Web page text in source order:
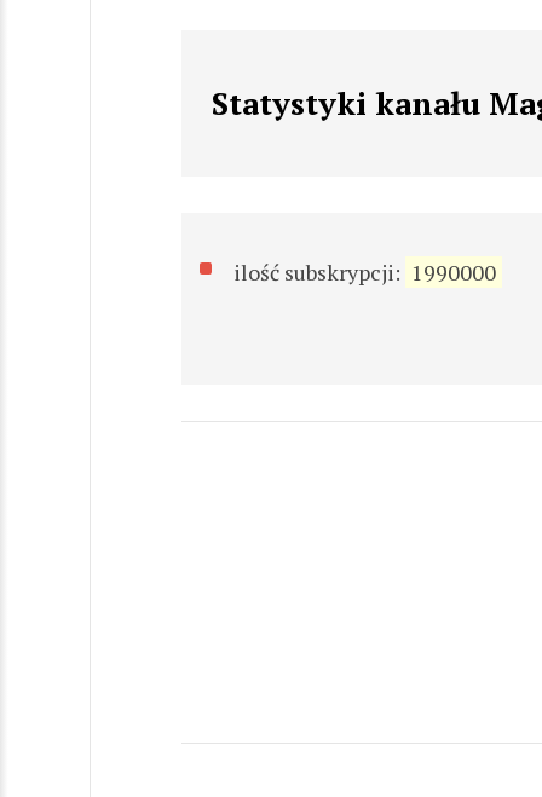
Statystyki kanału
ilość subskrypcji: 1990000